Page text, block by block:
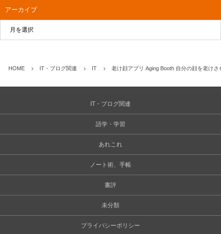
アーカイブ
HOME IT・ブログ関連 IT 老け顔アプリ Aging Booth 自分の顔を老け
IT・ブログ関連
語学・学習
あれこれ
ノート術、手帳
書評
未分類
プライバシーポリシー